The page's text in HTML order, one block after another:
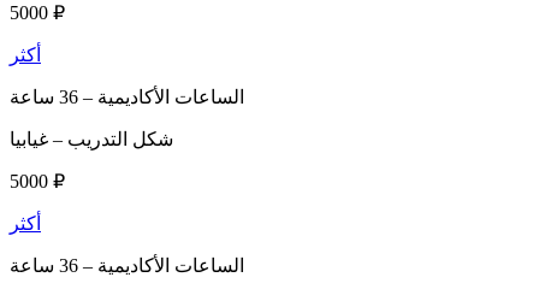
5000 ₽
أكثر
الساعات الأكاديمية –
شكل التدريب – غيابيا
5000 ₽
أكثر
الساعات الأكاديمية –